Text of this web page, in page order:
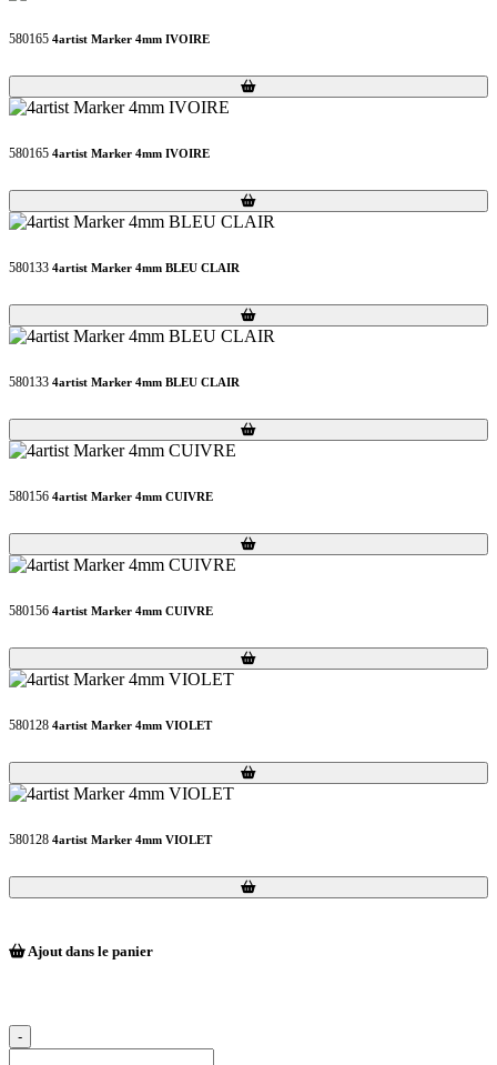
580165 4artist Marker 4mm IVOIRE
Loading...
Loading...
580165 4artist Marker 4mm IVOIRE
Loading...
Loading...
580133 4artist Marker 4mm BLEU CLAIR
Loading...
Loading...
580133 4artist Marker 4mm BLEU CLAIR
Loading...
Loading...
580156 4artist Marker 4mm CUIVRE
Loading...
Loading...
580156 4artist Marker 4mm CUIVRE
Loading...
Loading...
580128 4artist Marker 4mm VIOLET
Loading...
Loading...
580128 4artist Marker 4mm VIOLET
Loading...
Loading...
Ajout dans le panier
-